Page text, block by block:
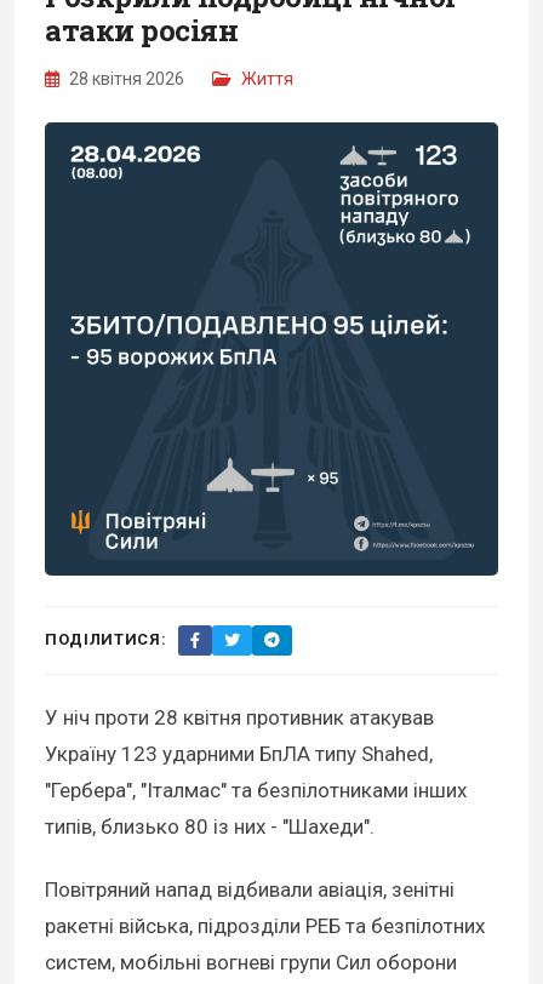
атаки росіян
28 квітня 2026 Життя
ПОДІЛИТИСЯ:
У ніч проти 28 квітня противник атакував
Україну 123 ударними БпЛА типу Shahed,
"Гербера", "Італмас" та безпілотниками інших
типів, близько 80 із них - "Шахеди".
Повітряний напад відбивали авіація, зенітні
ракетні війська, підрозділи РЕБ та безпілотних
систем, мобільні вогневі групи Сил оборони